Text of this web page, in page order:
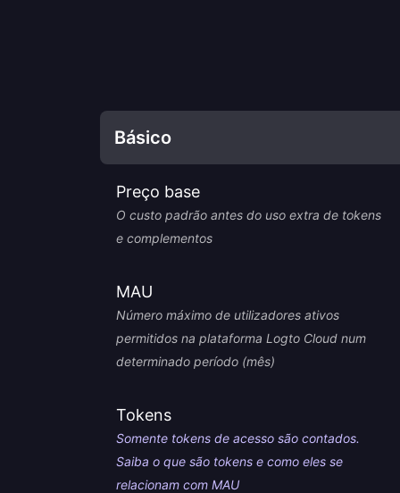
Básico
Preço base
O custo padrão antes do uso extra de tokens
e complementos
MAU
Número máximo de utilizadores ativos
permitidos na plataforma Logto Cloud num
determinado período (mês)
Tokens
Somente tokens de acesso são contados.
Saiba o que são tokens e como eles se
relacionam com MAU